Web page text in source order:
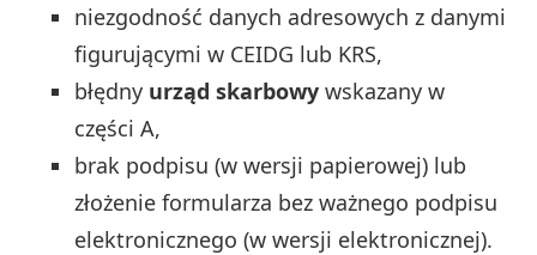
niezgodność danych adresowych z danymi
figurującymi w CEIDG lub KRS,
błędny urząd skarbowy wskazany w
części A,
brak podpisu (w wersji papierowej) lub
złożenie formularza bez ważnego podpisu
elektronicznego (w wersji elektronicznej).